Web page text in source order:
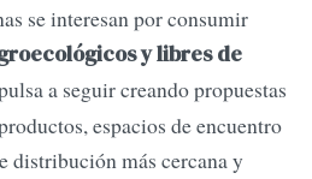
se interesan por consumir
y libres de
a seguir creando propuestas
espacios de encuentro
distribución más cercana y